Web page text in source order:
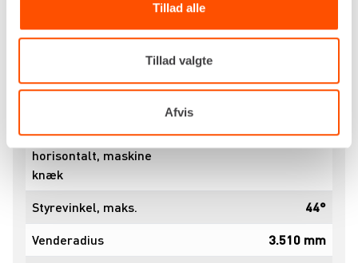
Tillad alle
Tillad valgte
Afvis
knæk
horisontalt, maskine
Tiplast gaffel,
horisontalt, maskine
knæk
2.168 kg
Styrevinkel, maks.
44°
Venderadius
3.510 mm